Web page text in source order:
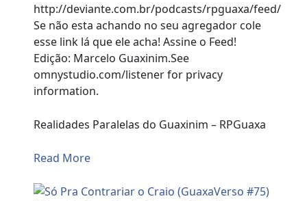
http://deviante.com.br/podcasts/rpguaxa/feed/
Se não esta achando no seu agregador cole
esse link lá que ele acha! Assine o Feed!
Edição: Marcelo Guaxinim.See
omnystudio.com/listener for privacy
information.
Realidades Paralelas do Guaxinim – RPGuaxa
Read More